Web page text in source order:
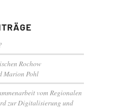
Rochow
Marion Pohl
vom Regionalen
zur Digitalisierung und